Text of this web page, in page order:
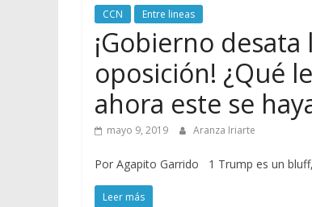
CCN Entre lineas
¡Gobierno
oposición! ¿Qué
ahora este se
mayo 9, 2019 Aranza Iriarte
Por Agapito Garrido 1 Trump es un
Leer más